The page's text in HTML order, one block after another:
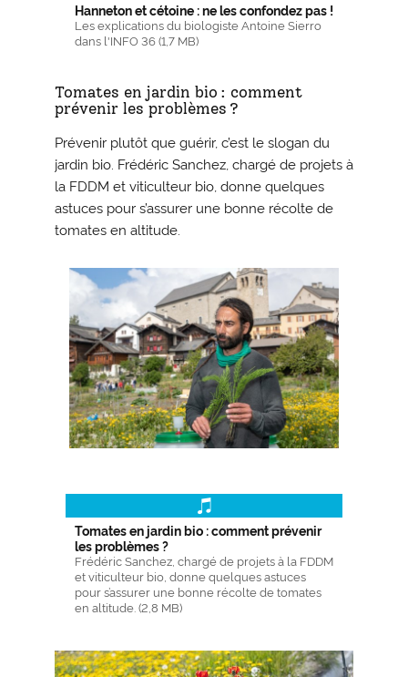
Hanneton et cétoine : ne les confondez pas !
Les explications du biologiste Antoine Sierro
dans l'INFO 36 (1,7 MB)
Tomates en jardin bio : comment
prévenir les problèmes ?
Prévenir plutôt que guérir, c’est le slogan du
jardin bio. Frédéric Sanchez, chargé de projets à
la FDDM et viticulteur bio, donne quelques
astuces pour s’assurer une bonne récolte de
tomates en altitude.
Tomates en jardin bio : comment prévenir
les problèmes ?
Frédéric Sanchez, chargé de projets à la FDDM
et viticulteur bio, donne quelques astuces
pour s’assurer une bonne récolte de tomates
en altitude. (2,8 MB)